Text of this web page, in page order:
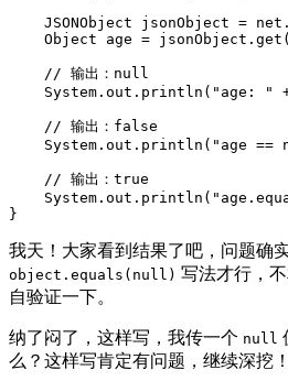
JSONObject jsonObject =
Object age =
    // 输出：null
System.out.println("age: "
    // 输出：false
System.out.println("age ==
    // 输出：true
我天！大家看到结果了吧，问题确
object.equals(null) 写法才行，
自验证一下。
纳了闷了，这样写，我传一个 null
么？这样写肯定有问题，继续深挖！